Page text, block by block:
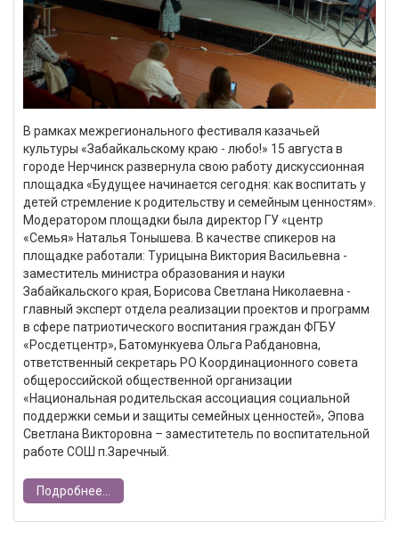
В рамках межрегионального фестиваля казачьей
культуры «Забайкальскому краю - любо!» 15 августа в
городе Нерчинск развернула свою работу дискуссионная
площадка «Будущее начинается сегодня: как воспитать у
детей стремление к родительству и семейным ценностям».
Модератором площадки была директор ГУ «центр
«Семья» Наталья Тонышева. В качестве спикеров на
площадке работали: Турицына Виктория Васильевна -
заместитель министра образования и науки
Забайкальского края, Борисова Светлана Николаевна -
главный эксперт отдела реализации проектов и программ
в сфере патриотического воспитания граждан ФГБУ
«Росдетцентр», Батомункуева Ольга Рабдановна,
ответственный секретарь РО Координационного совета
общероссийской общественной организации
«Национальная родительская ассоциация социальной
поддержки семьи и защиты семейных ценностей», Эпова
Светлана Викторовна – заместитетель по воспитательной
работе СОШ п.Заречный.
Подробнее...